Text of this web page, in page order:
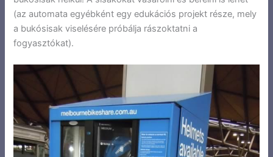
(az automata egyébként egy edukációs projekt része, mely
a bukósisak viselésére próbálja rászoktatni a
fogyasztókat).